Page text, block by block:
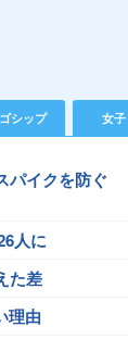
ゴシップ 女子
パイクを防ぐ
人に
た差
理由